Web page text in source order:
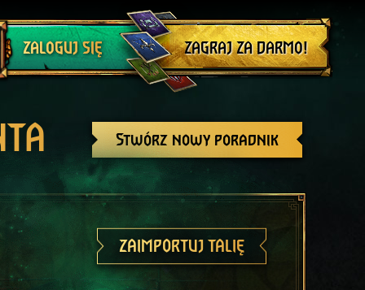
ZALOGUJ SIĘ
Wyloguj się
ZAGRAJ ZA DARMO!
Stwórz nowy poradnik
ZAIMPORTUJ TALIĘ